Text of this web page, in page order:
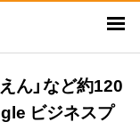
ん」など約120
ビジネスプ